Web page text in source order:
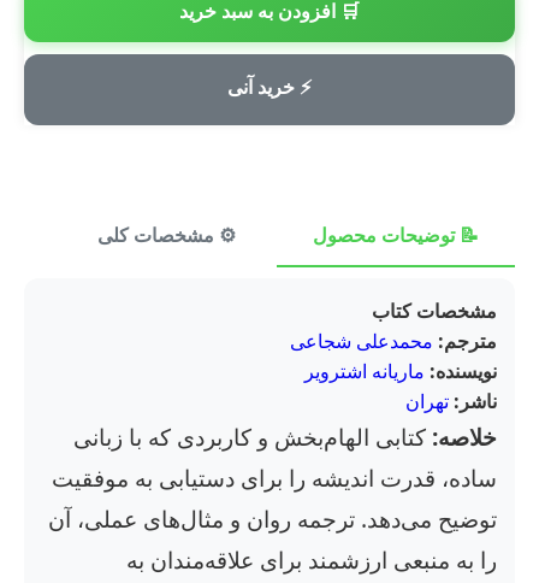
🛒 افزودن به سبد خرید
⚡ خرید آنی
💳 پرداخت امن
📝 توضیحات محصول ⚙️ مشخصات کلی
مشخصات کتاب
مترجم: محمدعلی شجاعی
نویسنده: ماریانه اشترویر
ناشر: تهران
خلاصه: کتابی الهام‌بخش و کاربردی که با زبانی
ساده، قدرت اندیشه را برای دستیابی به موفقیت
توضیح می‌دهد. ترجمه روان و مثال‌های عملی، آن
را به منبعی ارزشمند برای علاقه‌مندان به